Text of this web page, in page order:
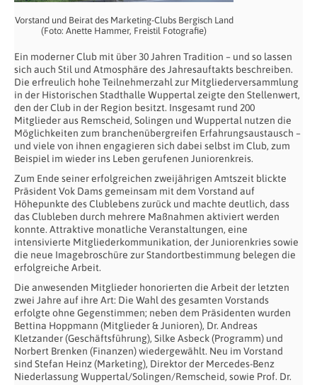
Vorstand und Beirat des Marketing-Clubs Bergisch Land
(Foto: Anette Hammer, Freistil Fotografie)
Ein moderner Club mit über 30 Jahren Tradition – und so lassen
sich auch Stil und Atmosphäre des Jahresauftakts beschreiben.
Die erfreulich hohe Teilnehmerzahl zur Mitgliederversammlung
in der Historischen Stadthalle Wuppertal zeigte den Stellenwert,
den der Club in der Region besitzt. Insgesamt rund 200
Mitglieder aus Remscheid, Solingen und Wuppertal nutzen die
Möglichkeiten zum branchenübergreifen Erfahrungsaustausch –
und viele von ihnen engagieren sich dabei selbst im Club, zum
Beispiel im wieder ins Leben gerufenen Juniorenkreis.
Zum Ende seiner erfolgreichen zweijährigen Amtszeit blickte
Präsident Vok Dams gemeinsam mit dem Vorstand auf
Höhepunkte des Clublebens zurück und machte deutlich, dass
das Clubleben durch mehrere Maßnahmen aktiviert werden
konnte. Attraktive monatliche Veranstaltungen, eine
intensivierte Mitgliederkommunikation, der Juniorenkries sowie
die neue Imagebroschüre zur Standortbestimmung belegen die
erfolgreiche Arbeit.
Die anwesenden Mitglieder honorierten die Arbeit der letzten
zwei Jahre auf ihre Art: Die Wahl des gesamten Vorstands
erfolgte ohne Gegenstimmen; neben dem Präsidenten wurden
Bettina Hoppmann (Mitglieder & Junioren), Dr. Andreas
Kletzander (Geschäftsführung), Silke Asbeck (Programm) und
Norbert Brenken (Finanzen) wiedergewählt. Neu im Vorstand
sind Stefan Heinz (Marketing), Direktor der Mercedes-Benz
Niederlassung Wuppertal/Solingen/Remscheid, sowie Prof. Dr.